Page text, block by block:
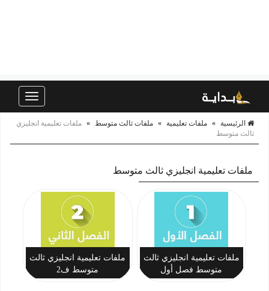
Toggle
الرئيسية » ملفات تعليمية » ملفات ثالث متوسط » ملفات تعليمية انجليزي
ثالث متوسط
ملفات تعليمية انجليزي ثالث متوسط
ملفات تعليمية انجليزي ثالث
متوسط فصل أول
ملفات تعليمية انجليزي ثالث
متوسط ف2